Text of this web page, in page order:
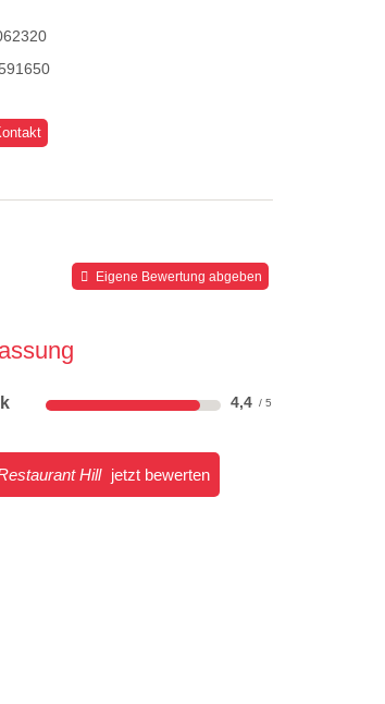
Eigene Bewertung abgeben
4,4
Hill jetzt bewerten